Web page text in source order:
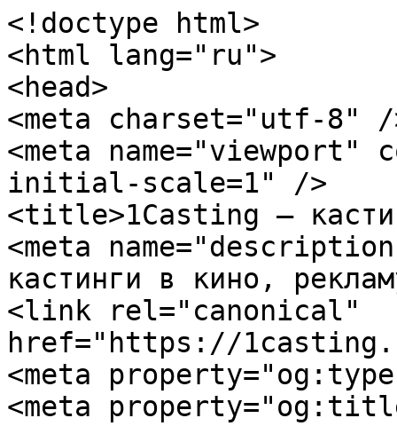
<!doctype html>
<html lang="ru">
<head>
<meta charset="utf-8" /
<meta name="viewport"
initial-scale=1" />
<title>1Casting —
<meta
кастинги в кино,
<link rel="canonical"
href="https://
<meta
<meta